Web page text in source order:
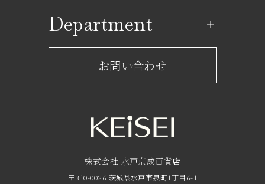
レストラン一覧
ショップからのお知らせ
フロアガイド
Department
サービスのご案内
京成友の会
お問い合わせ
株式会社 水戸京成百貨店
〒310-0026 茨城県水戸市泉町1丁目6-1